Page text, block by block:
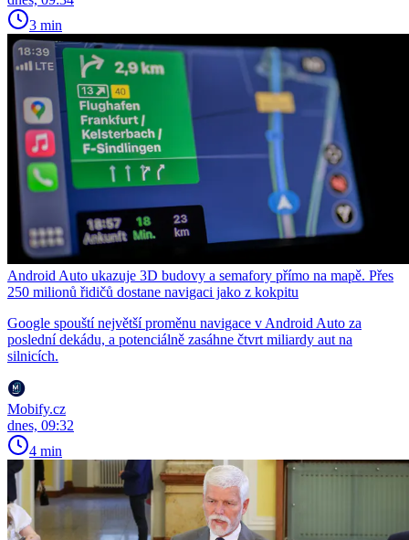
3 min
Android Auto ukazuje 3D budovy a semafory přímo na mapě. Přes
250 milionů řidičů dostane navigaci jako z kokpitu
Google spouští největší proměnu navigace v Android Auto za
poslední dekádu, a potenciálně zasáhne čtvrt miliardy aut na
silnicích.
Mobify.cz
dnes, 09:32
4 min